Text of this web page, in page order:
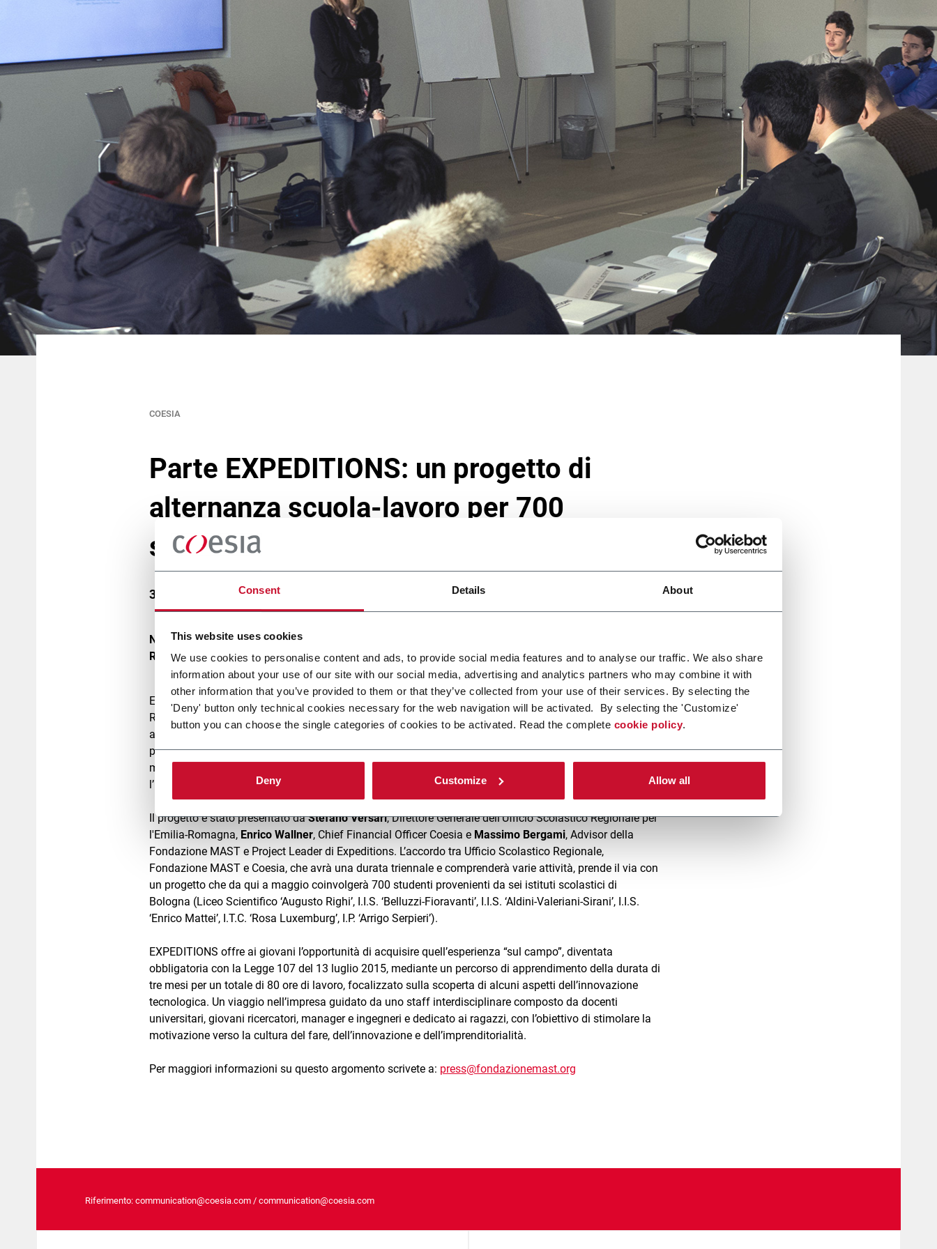
Consent Details About
This website uses cookies
We use cookies to personalise content and ads, to provide social media features and to analyse our traffic. We also share
information about your use of our site with our social media, advertising and analytics partners who may combine it with
other information that you’ve provided to them or that they’ve collected from your use of their services. By selecting the
'Deny' button only technical cookies necessary for the web navigation will be activated. By selecting the 'Customize'
button you can choose the single categories of cookies to be activated. Read the complete cookie policy.
Deny Customize Allow all
COESIA
Parte EXPEDITIONS: un progetto di
alternanza scuola-lavoro per 700
studenti
30 Gennaio 2017
Nel giorno dell’inizio delle attività firmato al MAST il protocollo d’intesa tra Ufficio Scolastico
Regionale per l'Emilia-Romagna, Fondazione MAST e Coesia.
E’ stato siglato oggi al MAST da Isabella Seràgnoli e Stefano Versari l’accordo tra Ufficio Scolastico
Regionale per l'Emilia-Romagna, Fondazione MAST e Gruppo Coesia, relativo a un progetto di
alternanza scuola-lavoro destinato agli studenti del terzo anno delle scuole superiori. Si tratta di un
percorso di apprendimento denominato “EXPEDITIONS”, focalizzato sull’innovazione nell’industria
meccanica, con progetti riguardanti il packaging, l’automazione, il marketing dei prodotti industriali e
l’Industry 4.0.
Il progetto è stato presentato daStefano Versari, Direttore Generale dell’Ufficio Scolastico Regionale per
l'Emilia-Romagna,Enrico Wallner, Chief Financial Officer Coesia e Massimo Bergami, Advisor della
Fondazione MAST e Project Leader di Expeditions. L’accordo tra Ufficio Scolastico Regionale,
Fondazione MAST e Coesia, che avrà una durata triennale e comprenderà varie attività, prende il via con
un progetto che da qui a maggio coinvolgerà 700 studenti provenienti da sei istituti scolastici di
Bologna (Liceo Scientifico ‘Augusto Righi’, I.I.S. ‘Belluzzi-Fioravanti’, I.I.S. ‘Aldini-Valeriani-Sirani’, I.I.S.
‘Enrico Mattei’, I.T.C. ‘Rosa Luxemburg’, I.P. ‘Arrigo Serpieri’).
EXPEDITIONS offre ai giovani l’opportunità di acquisire quell’esperienza “sul campo”, diventata
obbligatoria con la Legge 107 del 13 luglio 2015, mediante un percorso di apprendimento della durata di
tre mesi per un totale di 80 ore di lavoro, focalizzato sulla scoperta di alcuni aspetti dell’innovazione
tecnologica. Un viaggio nell’impresa guidato da uno staff interdisciplinare composto da docenti
universitari, giovani ricercatori, manager e ingegneri e dedicato ai ragazzi, con l’obiettivo di stimolare la
motivazione verso la cultura del fare, dell’innovazione e dell’imprenditorialità.
Per maggiori informazioni su questo argomento scrivete a: press@fondazionemast.org
Riferimento: communication@coesia.com / communication@coesia.com